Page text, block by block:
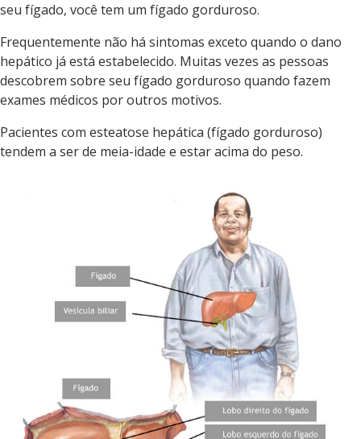
seu fígado, você tem um fígado gorduroso.
Frequentemente não há sintomas exceto quando o dano
hepático já está estabelecido. Muitas vezes as pessoas
descobrem sobre seu fígado gorduroso quando fazem
exames médicos por outros motivos.
Pacientes com esteatose hepática (fígado gorduroso)
tendem a ser de meia-idade e estar acima do peso.